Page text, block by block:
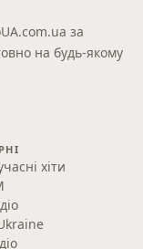
за
на будь-якому
хіти